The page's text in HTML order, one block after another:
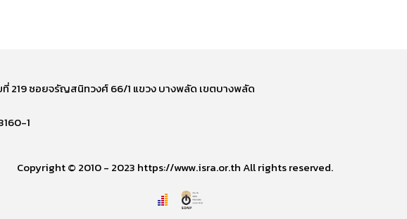
ขที่ 219 ซอยจรัญสนิทวงศ์ 66/1 แขวง บางพลัด เขตบางพลัด
1
Copyright © 2010 - 2023 https://www.isra.or.th All rights reserved.